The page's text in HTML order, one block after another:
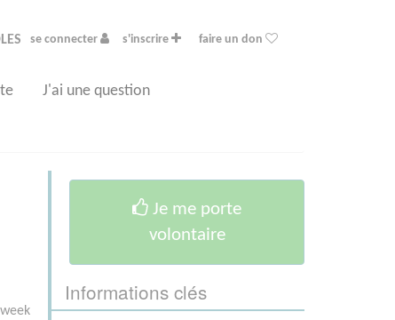
se connecter s'inscrire faire un don
J'ai une question
Je me porte
volontaire
Informations clés